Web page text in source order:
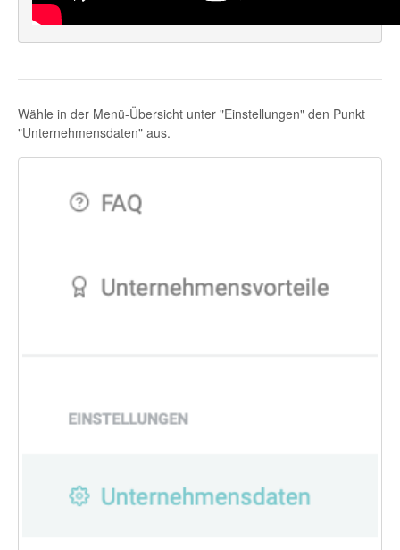
Wähle in der Menü-Übersicht unter "Einstellungen" den Punkt
"Unternehmensdaten" aus.